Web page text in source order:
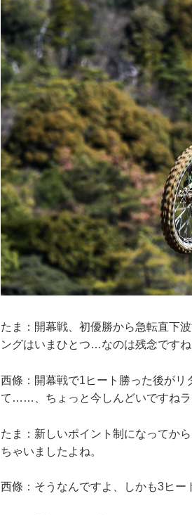
たま：開幕戦、初優勝から急転直下
ングはいまひとつ…なのは残念ですね
西條：開幕戦で1ヒート勝った後が
て……、ちょっと今しんどいですねラ
たま：新しいポイント制になってか
ちゃいましたよね。
西條：そうなんですよ、しかも3ヒー